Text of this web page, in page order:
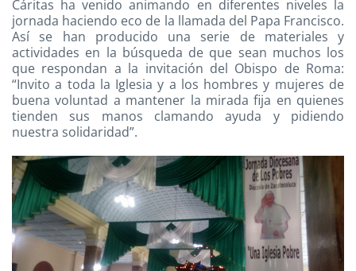
Cáritas ha venido animando en diferentes niveles la
jornada haciendo eco de la llamada del Papa Francisco.
Así se han producido una serie de materiales y
actividades en la búsqueda de que sean muchos los
que respondan a la invitación del Obispo de Roma:
“Invito a toda la Iglesia y a los hombres y mujeres de
buena voluntad a mantener la mirada fija en quienes
tienden sus manos clamando ayuda y pidiendo
nuestra solidaridad”.